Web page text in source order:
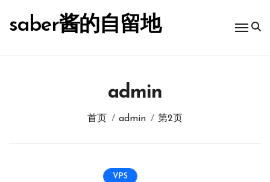
saber酱的自留地
admin
首页 admin 第2页
VPS